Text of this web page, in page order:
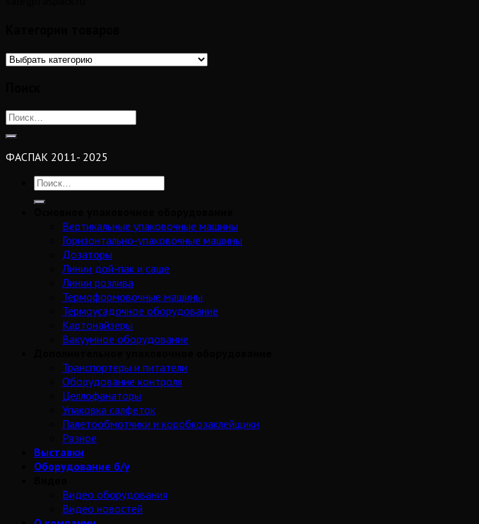
ФАСПАК 2011- 2025
Вертикальные упаковочные машины
Горизонтально-упаковочные машины
Дозаторы
Линии дой-пак и саше
Линии розлива
Термоформовочные машины
Термоусадочное оборудование
Картонайзеры
Вакуумное оборудование
Транспортеры и питатели
Оборудование контроля
Целлофанаторы
Упаковка салфеток
Палетообмотчики и коробкозаклейщики
Разное
Выставки
Оборудование б/у
Видео оборудования
Видео новостей